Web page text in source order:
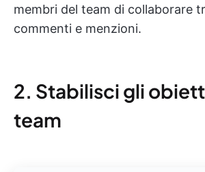
membri del team di collaborare
commenti e menzioni.
2. Stabilisci gli
team